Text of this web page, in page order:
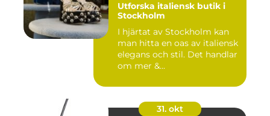
Utforska italiensk butik i
Stockholm
I hjärtat av Stockholm kan
man hitta en oas av italiensk
elegans och stil. Det handlar
om mer &...
31. okt